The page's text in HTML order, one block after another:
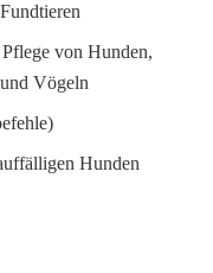
von Hunden,
Vögeln
Hunden